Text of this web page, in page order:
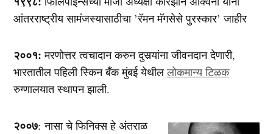
आंतरराष्ट्रीय सामंजस्यासाठीचा ’रॅमन मॅगसेसे पुरस्कार’ जाहीर
२००१: मरणोत्तर त्वचादान करुन दुसर्‍यांना जीवनदान देणारी,
भारतातील पहिली स्किन बँक मुंबई येथीललोकमान्य टिळक
रुग्णालयात स्थापन झाली.
२००७: नासा चे फिनिक्स हे अंतराळ